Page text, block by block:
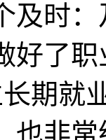
及时
好了
期就
也非